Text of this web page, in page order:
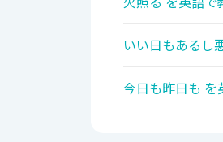
いい日もあるし
今日も昨日も を